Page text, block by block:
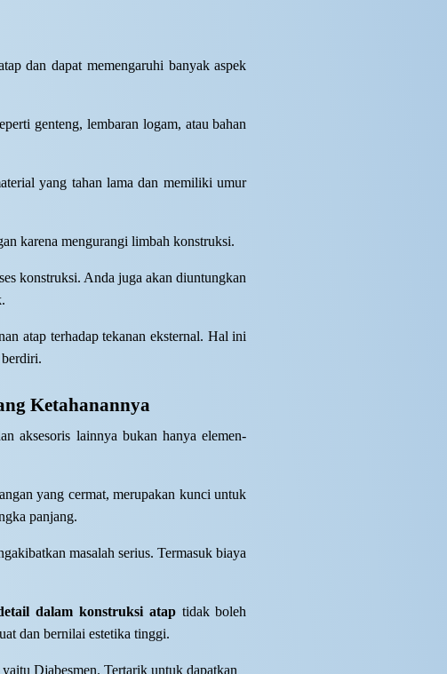
dan dapat memengaruhi banyak aspek
genteng, lembaran logam, atau bahan
yang tahan lama dan memiliki umur
karena mengurangi limbah konstruksi.
konstruksi. Anda juga akan diuntungkan
atap terhadap tekanan eksternal. Hal ini
Ketahanannya
aksesoris lainnya bukan hanya elemen-
yang cermat, merupakan kunci untuk
panjang.
masalah serius. Termasuk biaya
dalam konstruksi ataptidak boleh
dan bernilai estetika tinggi.
Djabesmen. Tertarik untuk dapatkan